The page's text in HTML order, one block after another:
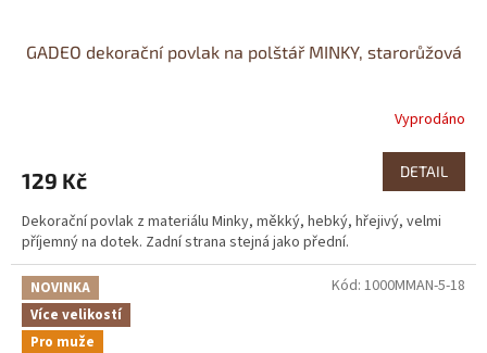
GADEO dekorační povlak na polštář MINKY, starorůžová
Vyprodáno
129 Kč DETAIL
Dekorační povlak z materiálu Minky, měkký, hebký, hřejivý, velmi
příjemný na dotek. Zadní strana stejná jako přední.
NOVINKA
Více velikostí
Pro muže
Kód: 1000MMAN-5-18